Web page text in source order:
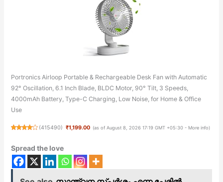
Portronics Airloop Portable & Rechargeable Desk Fan with Automatic
92° Oscillation, 6.1 Inch Blade, BLDC Motor, 90° Tilt, 3 Speeds,
4000mAh Battery, Type-C Charging, Low Noise, for Home & Office
Use
(415490) ₹1,199.00 (as of August 8, 2026 17:19 GMT +05:30 - More info)
Spread the love